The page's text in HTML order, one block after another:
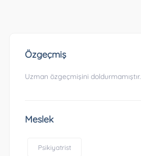
Özgeçmiş
Uzman özgeçmişini doldurmamıştır.
Meslek
Psikiyatrist